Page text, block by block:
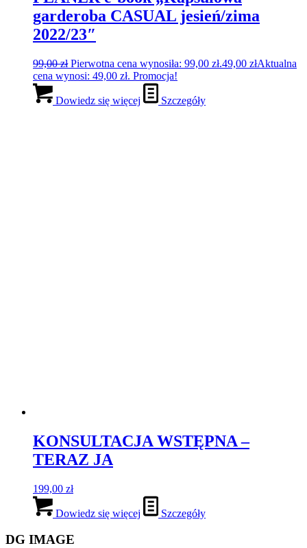
garderoba CASUAL jesień/zima
2022/23″
99,00zł Pierwotna cena wynosiła: 99,00 zł.49,00 złAktualna
cena wynosi: 49,00 zł. Promocja!
Dowiedz się więcej Szczegóły
KONSULTACJA WSTĘPNA –
TERAZ JA
199,00 zł
Dowiedz się więcej Szczegóły
DG IMAGE